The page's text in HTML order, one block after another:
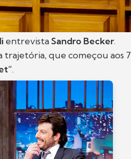
entrevistaSandro Becker.
trajetória, que começou aos 7
.